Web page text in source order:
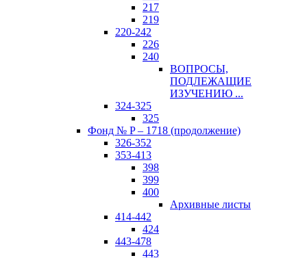
217
219
220-242
226
240
ВОПРОСЫ,
ПОДЛЕЖАЩИЕ
ИЗУЧЕНИЮ ...
324-325
325
Фонд № P – 1718 (продолжение)
326-352
353-413
398
399
400
Архивные листы
414-442
424
443-478
443